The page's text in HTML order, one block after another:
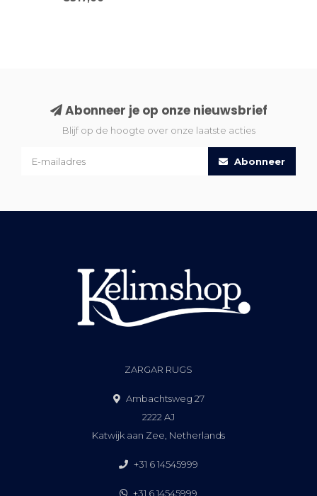
Abonneer je op onze nieuwsbrief
Blijf op de hoogte over onze laatste acties
Abonneer
ZARGAR RUGS
Ambachtsweg 27
2222 AJ
Katwijk aan Zee, Netherlands
+31 6 14545999
+31 6 14545999